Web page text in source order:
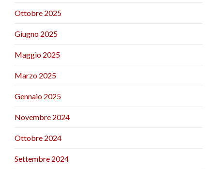
Ottobre 2025
Giugno 2025
Maggio 2025
Marzo 2025
Gennaio 2025
Novembre 2024
Ottobre 2024
Settembre 2024